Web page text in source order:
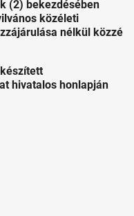
(2) bekezdésében
közéleti
nélkül közzé
hivatalos honlapján